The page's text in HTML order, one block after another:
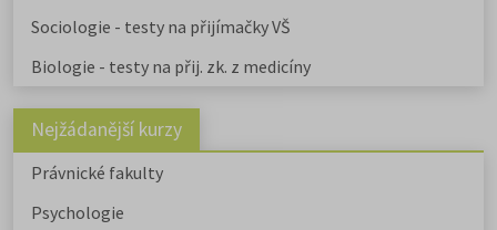
Sociologie - testy na přijímačky VŠ
Biologie - testy na přij. zk. z medicíny
Nejžádanější kurzy
Právnické fakulty
Psychologie